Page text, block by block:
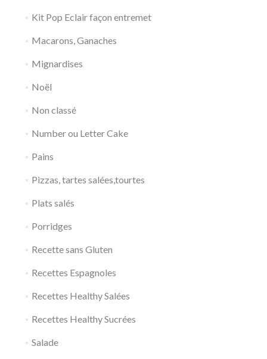
Kit Pop Eclair façon entremet
Macarons, Ganaches
Mignardises
Noël
Non classé
Number ou Letter Cake
Pains
Pizzas, tartes salées,tourtes
Plats salés
Porridges
Recette sans Gluten
Recettes Espagnoles
Recettes Healthy Salées
Recettes Healthy Sucrées
Salade